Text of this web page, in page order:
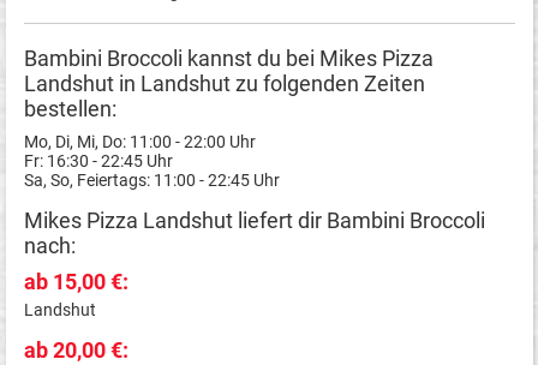
Bambini Broccoli kannst du bei Mikes Pizza
Landshut in Landshut zu folgenden Zeiten
bestellen:
Mo, Di, Mi, Do: 11:00 - 22:00 Uhr
Fr: 16:30 - 22:45 Uhr
Sa, So, Feiertags: 11:00 - 22:45 Uhr
Mikes Pizza Landshut liefert dir Bambini Broccoli
nach:
ab 15,00 €:
Landshut
ab 20,00 €: